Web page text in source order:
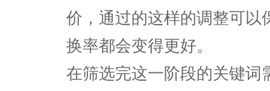
价，通过的这样的调整可以
换率都会变得更好。
在筛选完这一阶段的关键词